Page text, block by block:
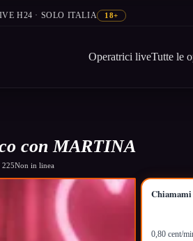
H24 · SOLO ITALIA 18+
Operatrici liveTutte le
con MARTINA
225Non in linea
Chiamami
0,80 cent/